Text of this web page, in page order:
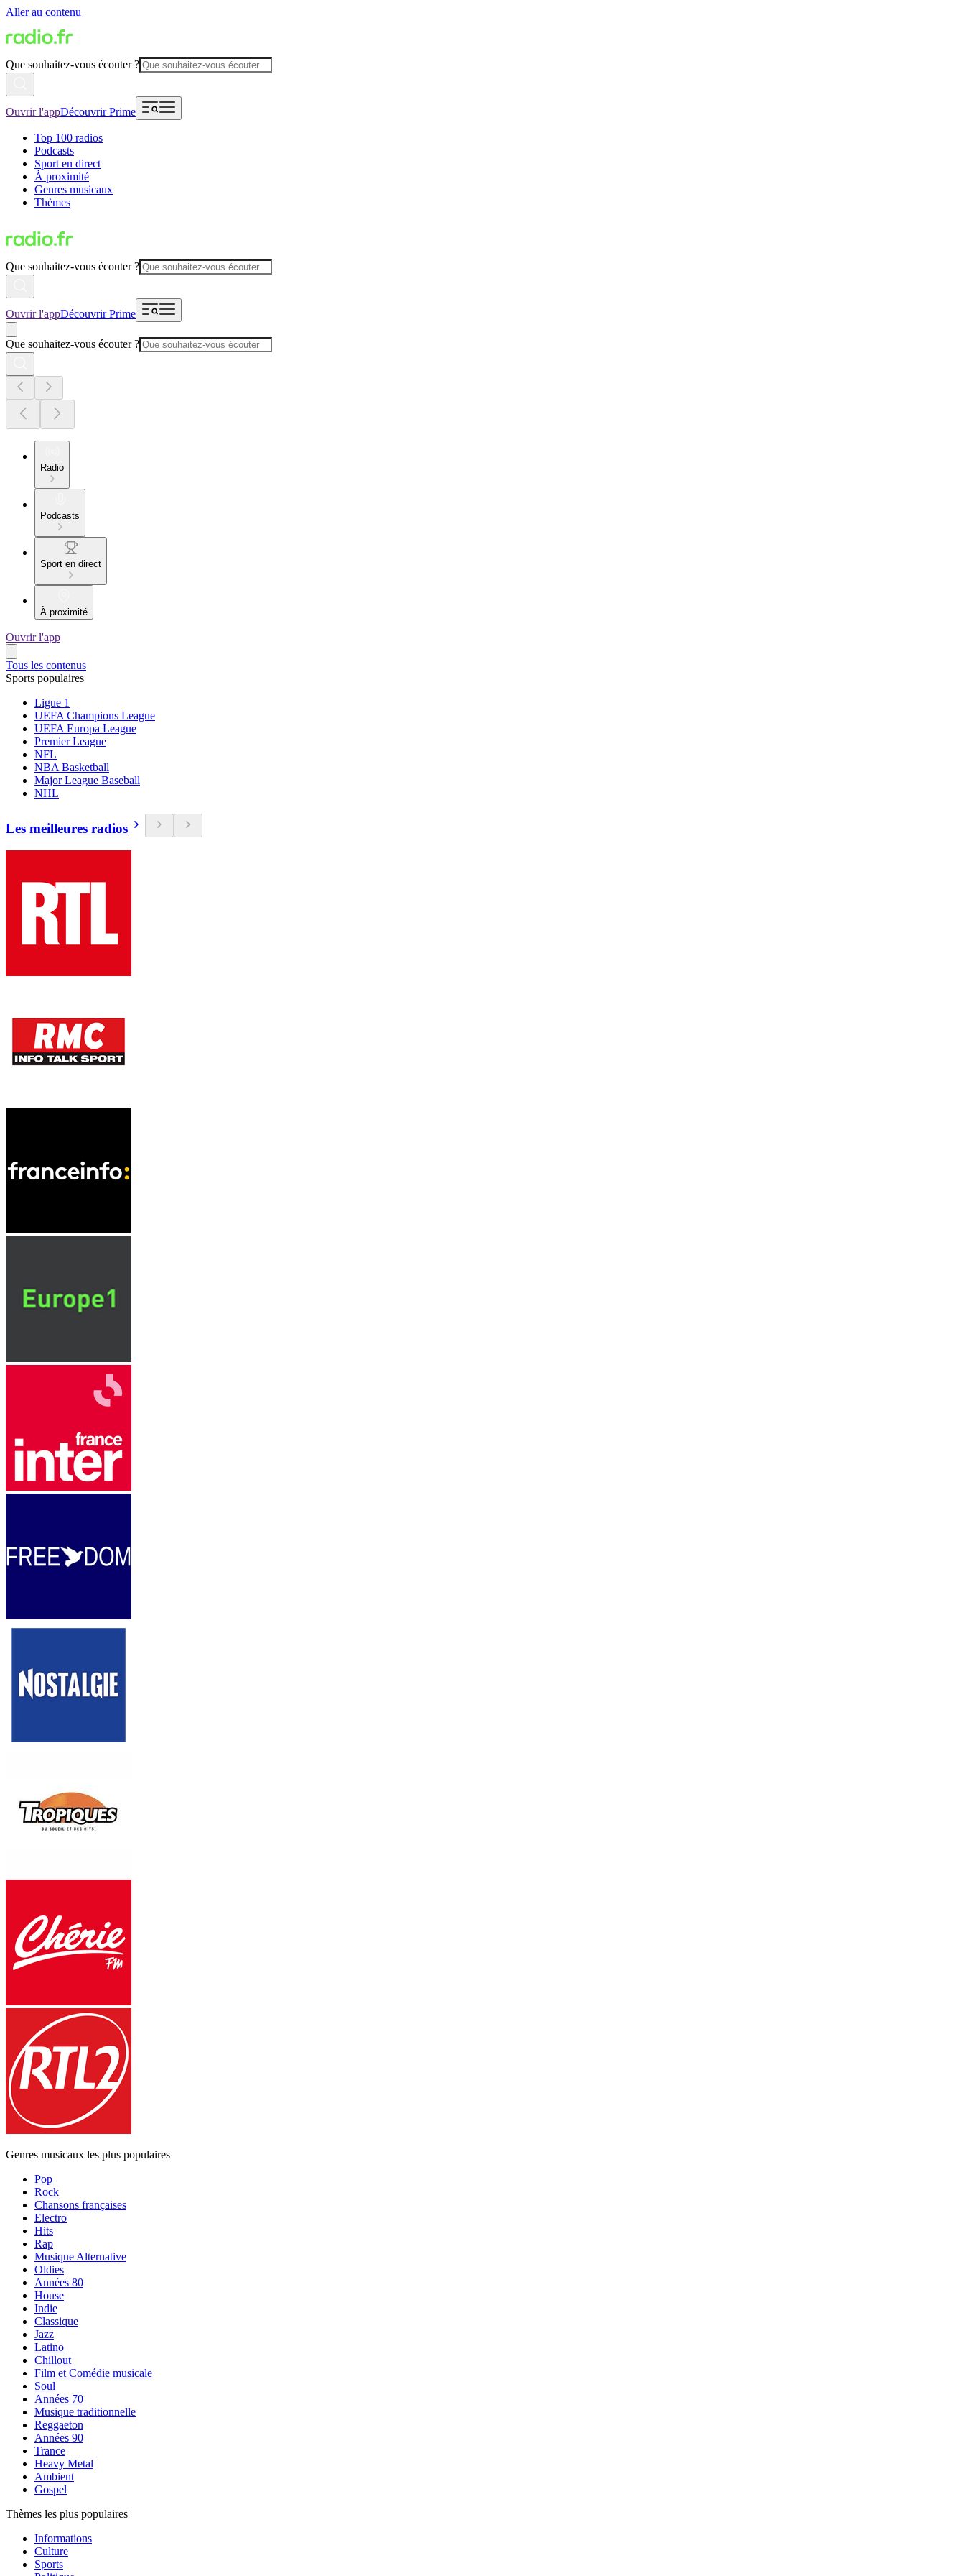
Aller au contenu
Que souhaitez-vous écouter ?
Ouvrir l'appDécouvrir Prime
Top 100 radios
Podcasts
Sport en direct
À proximité
Genres musicaux
Thèmes
Que souhaitez-vous écouter ?
Ouvrir l'appDécouvrir Prime
Que souhaitez-vous écouter ?
Radio
Podcasts
Sport en direct
À proximité
Ouvrir l'app
Tous les contenus
Sports populaires
Ligue 1
UEFA Champions League
UEFA Europa League
Premier League
NFL
NBA Basketball
Major League Baseball
NHL
Les meilleures radios
Genres musicaux les plus populaires
Pop
Rock
Chansons françaises
Electro
Hits
Rap
Musique Alternative
Oldies
Années 80
House
Indie
Classique
Jazz
Latino
Chillout
Film et Comédie musicale
Soul
Années 70
Musique traditionnelle
Reggaeton
Années 90
Trance
Heavy Metal
Ambient
Gospel
Thèmes les plus populaires
Informations
Culture
Sports